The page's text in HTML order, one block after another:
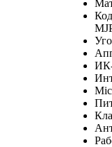
ИК-